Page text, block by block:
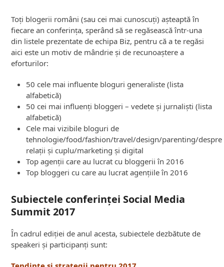
Toți blogerii români (sau cei mai cunoscuți) așteaptă în
fiecare an conferința, sperând să se regăsească într-una
din listele prezentate de echipa Biz, pentru că a te regăsi
aici este un motiv de mândrie și de recunoaștere a
eforturilor:
50 cele mai influente bloguri generaliste (lista
alfabetică)
50 cei mai influenți bloggeri – vedete și jurnaliști (lista
alfabetică)
Cele mai vizibile bloguri de
tehnologie/food/fashion/travel/design/parenting/despre
relații și cuplu/marketing și digital
Top agenții care au lucrat cu bloggerii în 2016
Top bloggeri cu care au lucrat agențiile în 2016
Subiectele conferinței Social Media
Summit 2017
În cadrul ediției de anul acesta, subiectele dezbătute de
speakeri și participanți sunt: